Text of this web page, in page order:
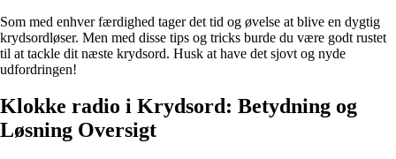
Som med enhver færdighed tager det tid og øvelse at blive en dygtig
krydsordløser. Men med disse tips og tricks burde du være godt rustet
til at tackle dit næste krydsord. Husk at have det sjovt og nyde
udfordringen!
Klokke radio i Krydsord: Betydning og
Løsning Oversigt